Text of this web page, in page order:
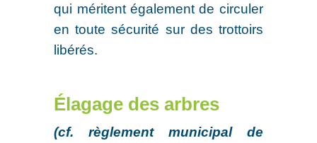
qui méritent également de circuler
en toute sécurité sur des trottoirs
libérés.
Élagage des arbres
(cf. règlement municipal de